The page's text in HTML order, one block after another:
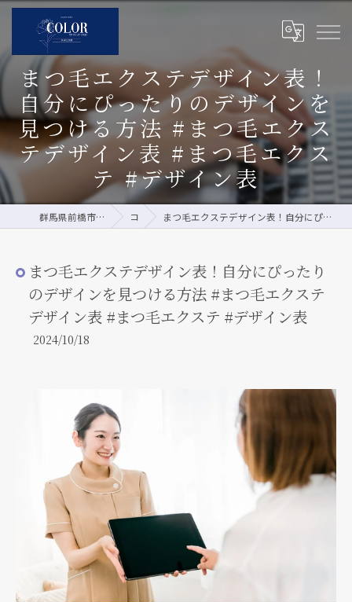
まつ毛エクステデザイン表！
自分にぴったりのデザインを
見つける方法 #まつ毛エクス
テデザイン表 #まつ毛エクス
テ #デザイン表
群馬県前橋市のまつエクならCOLOR by pour vous コラム まつ毛エクステデザイン表！自分にぴったりのデザインを見つける方法 #まつ毛エクステデザイン表 #まつ毛エクステ #デザイン表
まつ毛エクステデザイン表！自分にぴったり
のデザインを見つける方法 #まつ毛エクステ
デザイン表 #まつ毛エクステ #デザイン表
2024/10/18